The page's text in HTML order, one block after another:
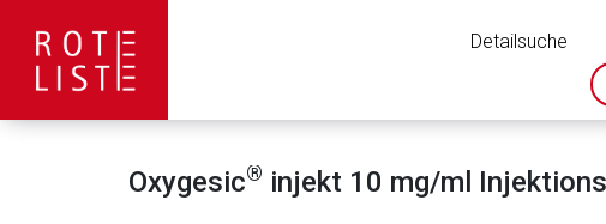
Detailsuche
Oxygesic® injekt 10 mg/ml